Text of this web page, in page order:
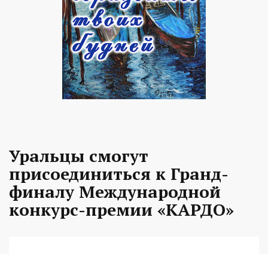
Уральцы смогут
присоединиться к Гранд-
финалу Международной
конкурс-премии «КАРДО»